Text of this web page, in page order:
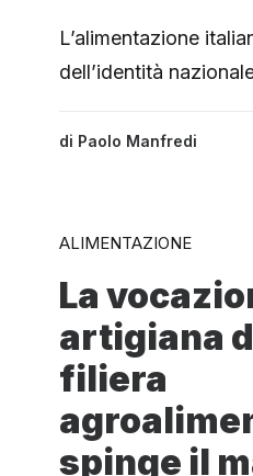
L’alimentazione
dell’identità
di Paolo Manfredi
ALIMENTAZIONE
La
artigiana
filiera
spinge il